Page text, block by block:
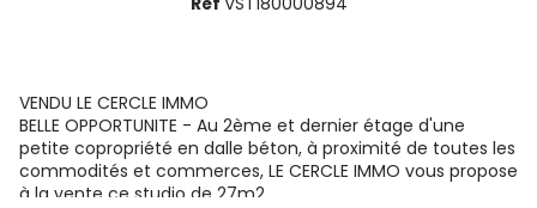
VENDU LE CERCLE IMMO
BELLE OPPORTUNITE - Au 2ème et dernier étage d'une
petite copropriété en dalle béton, à proximité de toutes les
commodités et commerces, LE CERCLE IMMO vous propose
à la vente ce studio de 27m2